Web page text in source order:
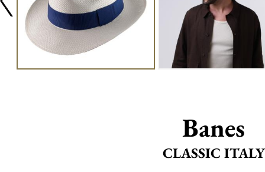
Banes
CLASSIC ITALY